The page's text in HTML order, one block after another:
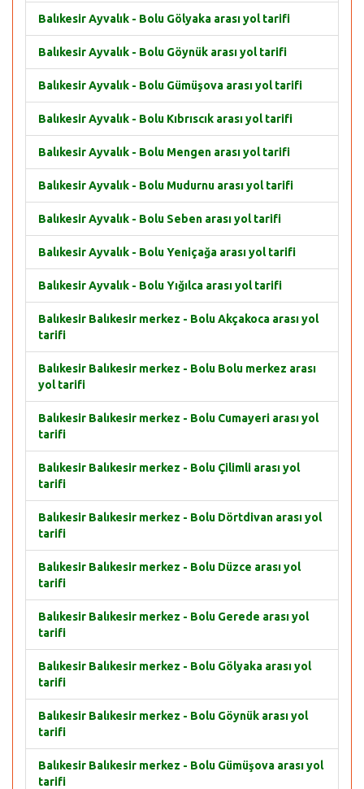
Balıkesir Ayvalık - Bolu Gölyaka arası yol tarifi
Balıkesir Ayvalık - Bolu Göynük arası yol tarifi
Balıkesir Ayvalık - Bolu Gümüşova arası yol tarifi
Balıkesir Ayvalık - Bolu Kıbrıscık arası yol tarifi
Balıkesir Ayvalık - Bolu Mengen arası yol tarifi
Balıkesir Ayvalık - Bolu Mudurnu arası yol tarifi
Balıkesir Ayvalık - Bolu Seben arası yol tarifi
Balıkesir Ayvalık - Bolu Yeniçağa arası yol tarifi
Balıkesir Ayvalık - Bolu Yığılca arası yol tarifi
Balıkesir Balıkesir merkez - Bolu Akçakoca arası yol
tarifi
Balıkesir Balıkesir merkez - Bolu Bolu merkez arası
yol tarifi
Balıkesir Balıkesir merkez - Bolu Cumayeri arası yol
tarifi
Balıkesir Balıkesir merkez - Bolu Çilimli arası yol
tarifi
Balıkesir Balıkesir merkez - Bolu Dörtdivan arası yol
tarifi
Balıkesir Balıkesir merkez - Bolu Düzce arası yol
tarifi
Balıkesir Balıkesir merkez - Bolu Gerede arası yol
tarifi
Balıkesir Balıkesir merkez - Bolu Gölyaka arası yol
tarifi
Balıkesir Balıkesir merkez - Bolu Göynük arası yol
tarifi
Balıkesir Balıkesir merkez - Bolu Gümüşova arası yol
tarifi